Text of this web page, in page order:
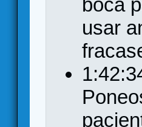
boca
usar